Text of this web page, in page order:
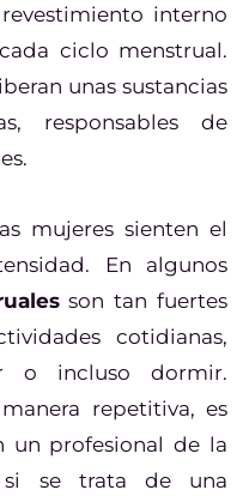
interno
ciclo menstrual.
unas sustancias
responsables de
mujeres sienten el
En algunos
son tan fuertes
cotidianas,
o incluso dormir.
repetitiva, es
un profesional de la
si se trata de una